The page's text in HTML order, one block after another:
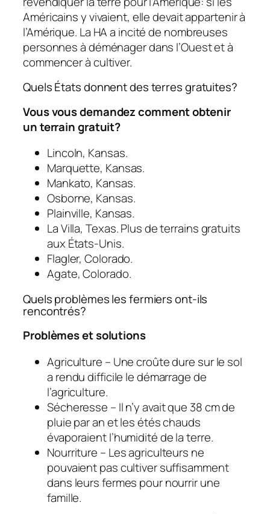
Américains y vivaient, elle devait appartenir à
l’Amérique. La HA a incité de nombreuses
personnes à déménager dans l’Ouest et à
commencer à cultiver.
Quels États donnent des terres gratuites?
Vous vous demandez comment obtenir
un terrain gratuit?
Lincoln, Kansas.
Marquette, Kansas.
Mankato, Kansas.
Osborne, Kansas.
Plainville, Kansas.
La Villa, Texas. Plus de terrains gratuits
aux États-Unis.
Flagler, Colorado.
Agate, Colorado.
Quels problèmes les fermiers ont-ils
rencontrés?
Problèmes et solutions
Agriculture – Une croûte dure sur le sol
a rendu difficile le démarrage de
l’agriculture.
Sécheresse – Il n’y avait que 38 cm de
pluie par an et les étés chauds
évaporaient l’humidité de la terre.
Nourriture – Les agriculteurs ne
pouvaient pas cultiver suffisamment
dans leurs fermes pour nourrir une
famille.